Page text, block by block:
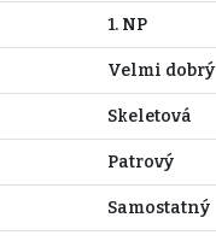
1. NP
Velmi dobrý
Skeletová
Patrový
Samostatný